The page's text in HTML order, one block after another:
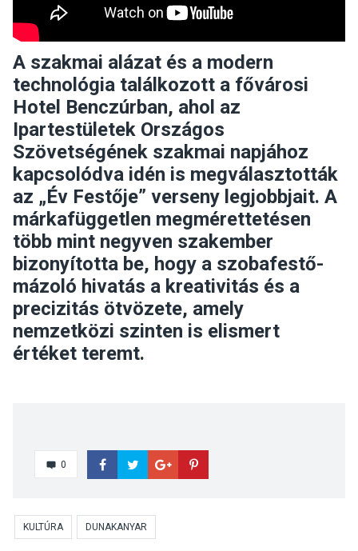
A szakmai alázat és a modern
technológia találkozott a fővárosi
Hotel Benczúrban, ahol az
Ipartestületek Országos
Szövetségének szakmai napjához
kapcsolódva idén is megválasztották
az „Év Festője” verseny legjobbjait. A
márkafüggetlen megmérettetésen
több mint negyven szakember
bizonyította be, hogy a szobafestő-
mázoló hivatás a kreativitás és a
precizitás ötvözete, amely
nemzetközi szinten is elismert
értéket teremt.
0
KULTÚRA DUNAKANYAR